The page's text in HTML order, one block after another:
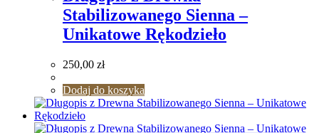
Stabilizowanego Sienna –
Unikatowe Rękodzieło
250,00 zł
Dodaj do koszyka